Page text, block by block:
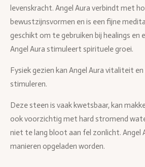
levenskracht. Angel Aura verbindt met
bewustzijnsvormen en is een fijne
geschikt om te gebruiken bij healings en
Angel Aura stimuleert spirituele groei.
Fysiek gezien kan Angel Aura vitaliteit
stimuleren.
Deze steen is vaak kwetsbaar, kan
ook voorzichtig met hard stromend
niet te lang bloot aan fel zonlicht. Angel
manieren opgeladen worden.